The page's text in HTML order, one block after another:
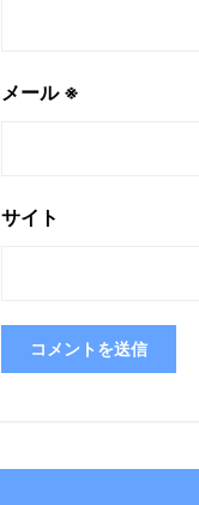
メール ※
サイト